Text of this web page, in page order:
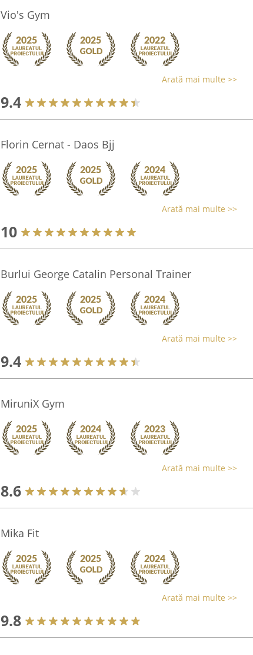
Vio's Gym
Arată mai multe >>
9.4
Florin Cernat - Daos Bjj
Arată mai multe >>
10
Burlui George Catalin Personal Trainer
Arată mai multe >>
9.4
MiruniX Gym
Arată mai multe >>
8.6
Mika Fit
Arată mai multe >>
9.8